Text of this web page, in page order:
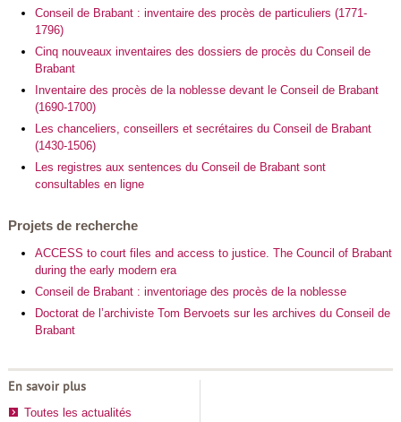
Conseil de Brabant : inventaire des procès de particuliers (1771-
1796)
Cinq nouveaux inventaires des dossiers de procès du Conseil de
Brabant
Inventaire des procès de la noblesse devant le Conseil de Brabant
(1690-1700)
Les chanceliers, conseillers et secrétaires du Conseil de Brabant
(1430-1506)
Les registres aux sentences du Conseil de Brabant sont
consultables en ligne
Projets de recherche
ACCESS to court files and access to justice. The Council of Brabant
during the early modern era
Conseil de Brabant : inventoriage des procès de la noblesse
Doctorat de l’archiviste Tom Bervoets sur les archives du Conseil de
Brabant
En savoir plus
Toutes les actualités